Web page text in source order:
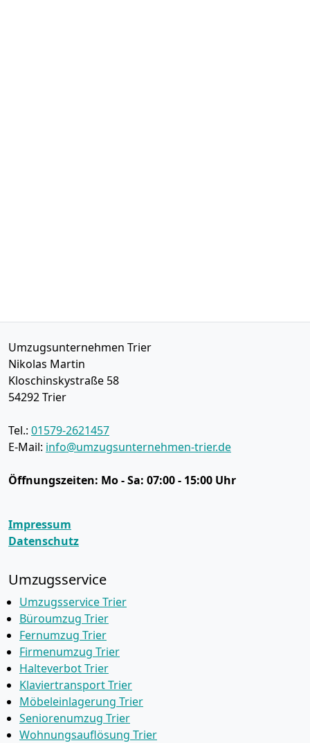
Umzugsunternehmen Trier
Nikolas Martin
Kloschinskystraße 58
54292Trier
Tel.: 01579-2621457
E-Mail: info@umzugsunternehmen-trier.de
Öffnungszeiten: Mo - Sa: 07:00 - 15:00 Uhr
Impressum
Datenschutz
Umzugsservice
Umzugsservice Trier
Büroumzug Trier
Fernumzug Trier
Firmenumzug Trier
Halteverbot Trier
Klaviertransport Trier
Möbeleinlagerung Trier
Seniorenumzug Trier
Wohnungsauflösung Trier